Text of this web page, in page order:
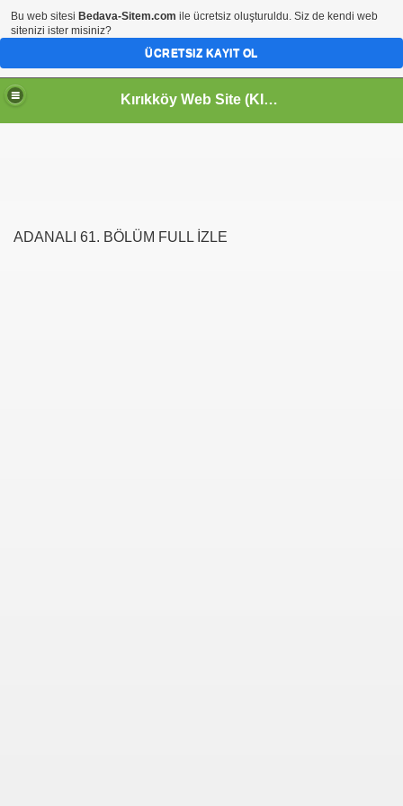
Kırıkköy Web Site (KIRIKKÖY-KİRİKKOY) HOŞGELDİNİZ
ADANALI 61. BÖLÜM FULL İZLE
Bu web sitesi Bedava-Sitem.com ile ücretsiz oluşturuldu. Siz de kendi web
sitenizi ister misiniz?
ÜCRETSIZ KAYIT OL